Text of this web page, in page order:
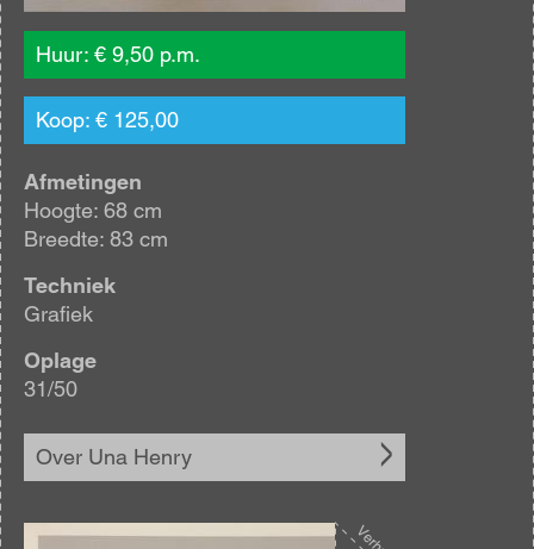
Huur: € 9,50 p.m.
Koop: € 125,00
Afmetingen
Hoogte: 68 cm
Breedte: 83 cm
Techniek
Grafiek
Oplage
31/50
Over Una Henry
Afbeelding